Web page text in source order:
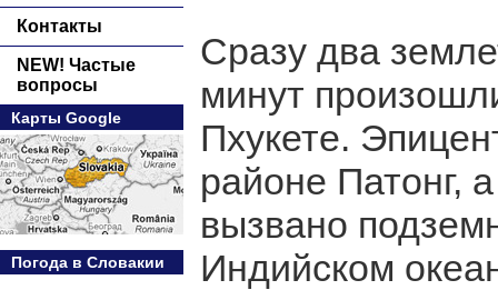
Контакты
NEW! Частые
вопросы
Карты Google
Погода в Словакии
Сразу два
минут
Пхукете.
районе Патонг,
вызвано
Индийском